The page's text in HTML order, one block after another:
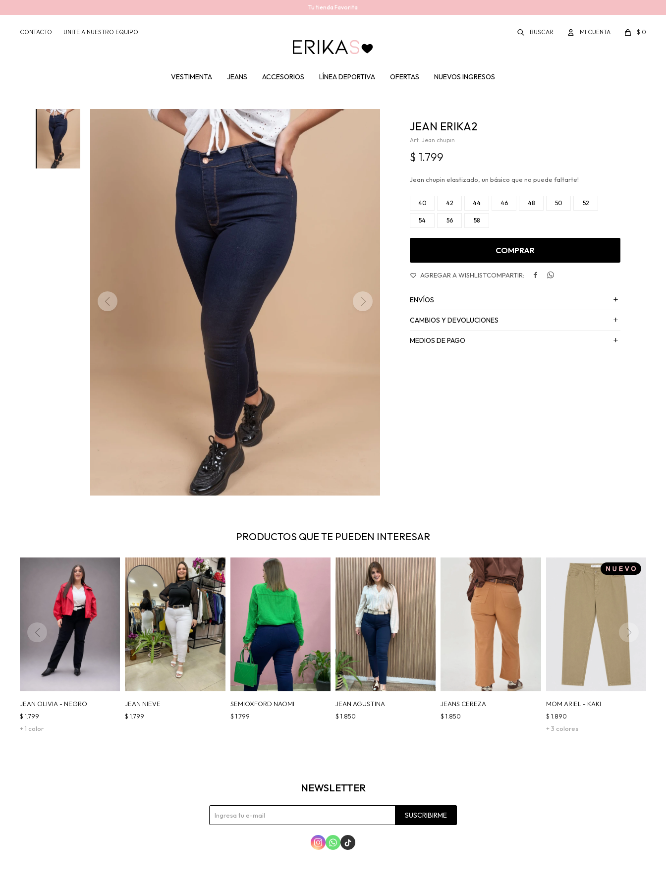
Tu tienda Favorita
VESTIMENTA JEANS ACCESORIOS LÍNEA DEPORTIVA OFERTAS NUEVOS INGRESOS
$ 0
CONTACTO UNITE A NUESTRO EQUIPO
JEAN ERIKA2
Jean chupin
$ 1.799
Jean chupin elastizado, un básico que no puede faltarte!
40 42 44 46 48 50 52
54 56 58
COMPRAR
 
ENVÍOS
CAMBIOS Y DEVOLUCIONES
MEDIOS DE PAGO
PRODUCTOS QUE TE PUEDEN INTERESAR
JEAN OLIVIA - NEGRO
+ 1 color
$ 1.799
JEAN NIEVE
$ 1.799
SEMIOXFORD NAOMI
$ 1.799
JEAN AGUSTINA
$ 1.850
JEANS CEREZA
$ 1.850
MOM ARIEL - KAKI
+ 3 colores
$ 1.890
NEWSLETTER
SUSCRIBIRME
  